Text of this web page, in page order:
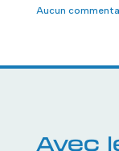
Aucun
Avec